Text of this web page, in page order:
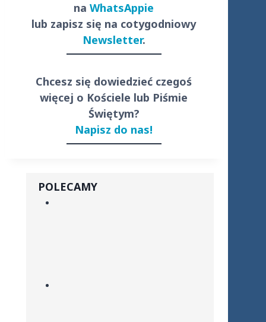
naWhatsAppie
lub zapisz się na cotygodniowy
Newsletter.
Chcesz się dowiedzieć czegoś
więcej o Kościele lub Piśmie
Świętym?
Napisz do nas!
POLECAMY